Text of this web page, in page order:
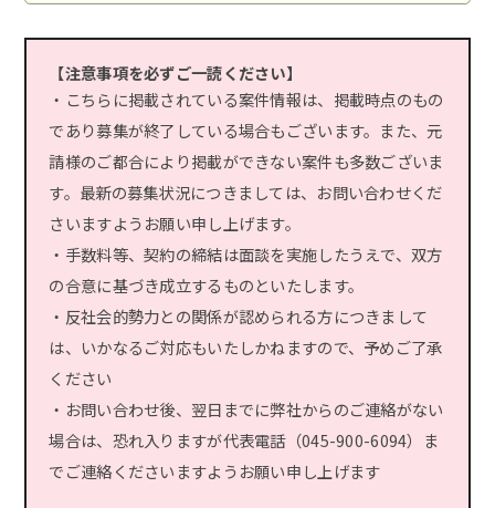
【注意事項を必ずご一読ください】
・こちらに掲載されている案件情報は、掲載時点のもの
であり募集が終了している場合もございます。また、元
請様のご都合により掲載ができない案件も多数ございま
す。最新の募集状況につきましては、お問い合わせくだ
さいますようお願い申し上げます。
・手数料等、契約の締結は面談を実施したうえで、双方
の合意に基づき成立するものといたします。
・反社会的勢力との関係が認められる方につきまして
は、いかなるご対応もいたしかねますので、予めご了承
ください
・お問い合わせ後、翌日までに弊社からのご連絡がない
場合は、恐れ入りますが代表電話（045-900-6094）ま
でご連絡くださいますようお願い申し上げます